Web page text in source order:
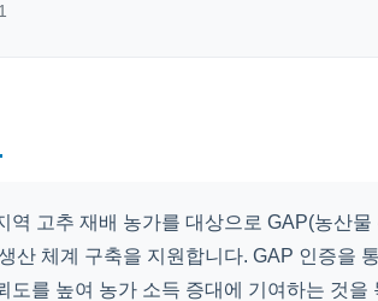
역 고추 재배 농가를 대상으로 GAP(농산
산 체계 구축을 지원합니다. GAP 인증을
도를 높여 농가 소득 증대에 기여하는 것을